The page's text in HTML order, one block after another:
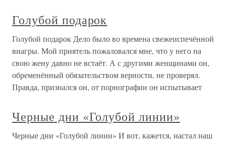
Голубой подарок
Голубой подарок Дело было во времена свежеиспечённой
виагры. Мой приятель пожаловался мне, что у него на
свою жену давно не встаёт. А с другими женщинами он,
обременённый обязательством верности, не проверял.
Правда, признался он, от порнографии он испытывает
Черные дни «Голубой линии»
Черные дни «Голубой линии» И вот, кажется, настал наш